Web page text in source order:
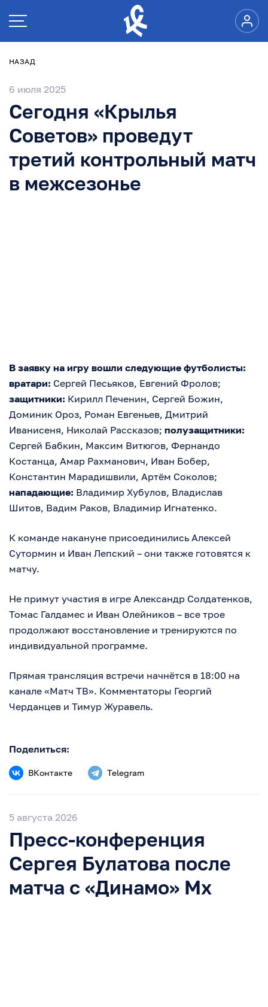
НАЗАД
6 июля 2025
Сегодня «Крылья
Советов» проведут
третий контрольный матч
в межсезонье
В заявку на игру вошли следующие футболисты:
вратари: Сергей Песьяков, Евгений Фролов;
защитники: Кирилл Печенин, Сергей Божин,
Доминик Ороз, Роман Евгеньев, Дмитрий
Иванисеня, Николай Рассказов; полузащитники:
Сергей Бабкин, Максим Витюгов, Фернандо
Костанца, Амар Рахманович, Иван Бобер,
Константин Марадишвили, Артём Соколов;
нападающие: Владимир Хубулов, Владислав
Шитов, Вадим Раков, Владимир Игнатенко.
К команде накануне присоединились Алексей
Сутормин и Иван Лепский – они также готовятся к
матчу.
Не примут участия в игре Александр Солдатенков,
Томас Галдамес и Иван Олейников – все трое
продолжают восстановление и тренируются по
индивидуальной программе.
Прямая трансляция встречи начнётся в 18:00 на
канале «Матч ТВ». Комментаторы Георгий
Черданцев и Тимур Журавель.
Поделиться:
ВКонтакте Telegram
5 августа 2026
Пресс-конференция
Сергея Булатова после
матча с «Динамо» Мх